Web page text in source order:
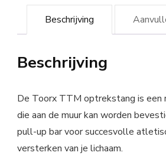
Beschrijving
Beschrijving
De Toorx TTM optrekstang is een
die aan de muur kan worden
pull-up bar voor succesvolle
versterken van je lichaam.